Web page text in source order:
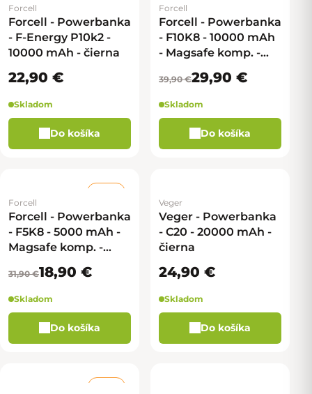
Forcell
Forcell - Powerbanka
- F-Energy P10k2 -
10000 mAh - čierna
22,90 €
Skladom
Do košíka
Forcell
Forcell - Powerbanka
- F10K8 - 10000 mAh
- Magsafe komp. -
39,90 €29,90 €
Skladom
Do košíka
Forcell
Forcell - Powerbanka
- F5K8 - 5000 mAh -
Magsafe komp. -
31,90 €18,90 €
Skladom
Do košíka
Veger
Veger - Powerbanka
- C20 - 20000 mAh -
čierna
24,90 €
Skladom
Do košíka